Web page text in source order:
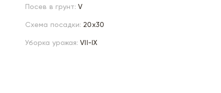
Посев в грунт: V
Схема посадки: 20х30
Уборка урожая: VII-IX